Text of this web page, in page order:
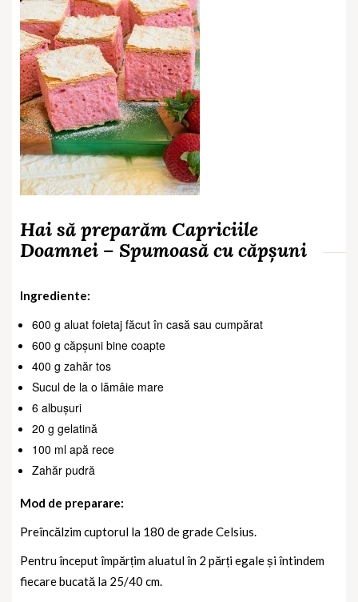
Hai să preparăm Capriciile
Doamnei – Spumoasă cu căpșuni
Ingrediente:
600 g aluat foietaj făcut în casă sau cumpărat
600 g căpșuni bine coapte
400 g zahăr tos
Sucul de la o lămâie mare
6 albușuri
20 g gelatină
100 ml apă rece
Zahăr pudră
Mod de preparare:
Preîncălzim cuptorul la 180 de grade Celsius.
Pentru început împărțim aluatul în 2 părți egale și întindem
fiecare bucată la 25/40 cm.